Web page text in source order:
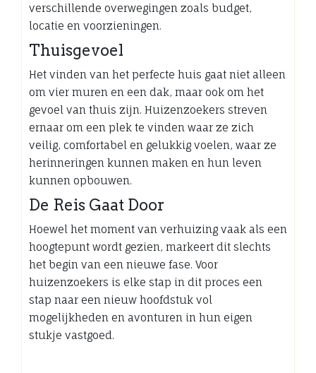
verschillende overwegingen zoals budget,
locatie en voorzieningen.
Thuisgevoel
Het vinden van het perfecte huis gaat niet alleen
om vier muren en een dak, maar ook om het
gevoel van thuis zijn. Huizenzoekers streven
ernaar om een plek te vinden waar ze zich
veilig, comfortabel en gelukkig voelen, waar ze
herinneringen kunnen maken en hun leven
kunnen opbouwen.
De Reis Gaat Door
Hoewel het moment van verhuizing vaak als een
hoogtepunt wordt gezien, markeert dit slechts
het begin van een nieuwe fase. Voor
huizenzoekers is elke stap in dit proces een
stap naar een nieuw hoofdstuk vol
mogelijkheden en avonturen in hun eigen
stukje vastgoed.